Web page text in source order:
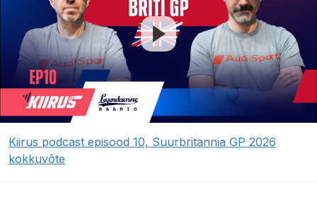
Kiirus podcast episood 10, Suurbritannia GP 2026
kokkuvõte